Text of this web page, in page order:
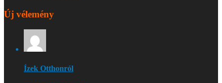
Új vélemény
Ízek Otthonról